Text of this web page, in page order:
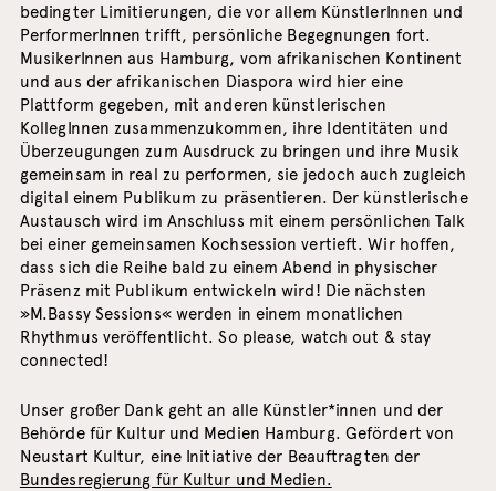
bedingter Limitierungen, die vor allem KünstlerInnen und
PerformerInnen trifft, persönliche Begegnungen fort.
MusikerInnen aus Hamburg, vom afrikanischen Kontinent
und aus der afrikanischen Diaspora wird hier eine
Plattform gegeben, mit anderen künstlerischen
KollegInnen zusammenzukommen, ihre Identitäten und
Überzeugungen zum Ausdruck zu bringen und ihre Musik
gemeinsam in real zu performen, sie jedoch auch zugleich
digital einem Publikum zu präsentieren. Der künstlerische
Austausch wird im Anschluss mit einem persönlichen Talk
bei einer gemeinsamen Kochsession vertieft. Wir hoffen,
dass sich die Reihe bald zu einem Abend in physischer
Präsenz mit Publikum entwickeln wird! Die nächsten
»M.Bassy Sessions« werden in einem monatlichen
Rhythmus veröffentlicht. So please, watch out & stay
connected!
Unser großer Dank geht an alle Künstler*innen und der
Behörde für Kultur und Medien Hamburg. Gefördert von
Neustart Kultur, eine Initiative der Beauftragten der
Bundesregierung für Kultur und Medien.